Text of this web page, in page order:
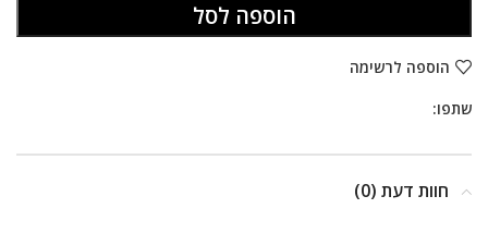
הוספה לסל
הוספה לרשימה
שתפו:
חוות דעת (0)